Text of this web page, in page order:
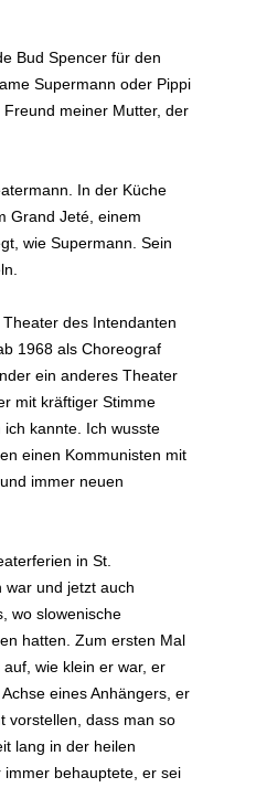
Bud Spencer für den
Supermann oder Pippi
meiner Mutter, der
In der Küche
Grand Jeté, einem
wie Supermann. Sein
Theater des Intendanten
1968 als Choreograf
ein anderes Theater
mit kräftiger Stimme
kannte. Ich wusste
einen Kommunisten mit
immer neuen
in St.
war und jetzt auch
wo slowenische
hatten. Zum ersten Mal
wie klein er war, er
eines Anhängers, er
vorstellen, dass man so
lang in der heilen
behauptete, er sei